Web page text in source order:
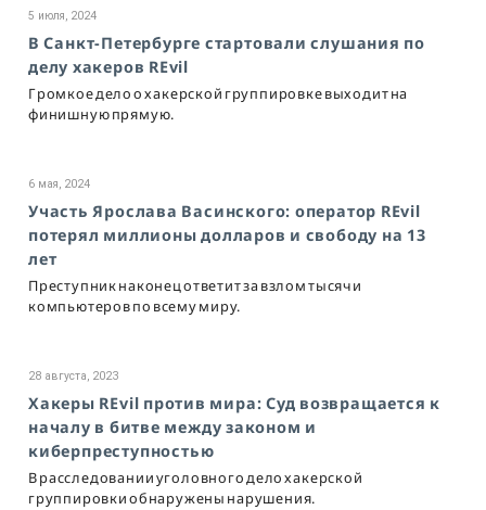
5 июля, 2024
В Санкт-Петербурге стартовали слушания по
делу хакеров REvil
Громкое дело о хакерской группировке выходит на
финишную прямую.
6 мая, 2024
Участь Ярослава Васинского: оператор REvil
потерял миллионы долларов и свободу на 13
лет
Преступник наконец ответит за взлом тысячи
компьютеров по всему миру.
28 августа, 2023
Хакеры REvil против мира: Суд возвращается к
началу в битве между законом и
киберпреступностью
В расследовании уголовного дело хакерской
группировки обнаружены нарушения.